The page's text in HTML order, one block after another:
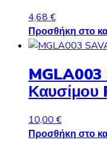
4,68 €
Προσθήκη στο
MGLA003
Καυσίμου
10,00€
Προσθήκη στο